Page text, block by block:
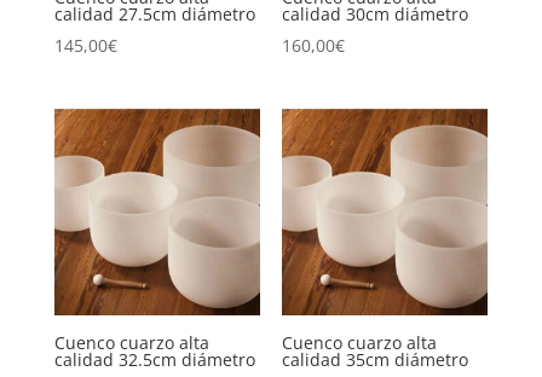
calidad 27.5cm diámetro
145,00€
calidad 30cm diámetro
160,00€
Cuenco cuarzo alta
calidad 32.5cm diámetro
Cuenco cuarzo alta
calidad 35cm diámetro